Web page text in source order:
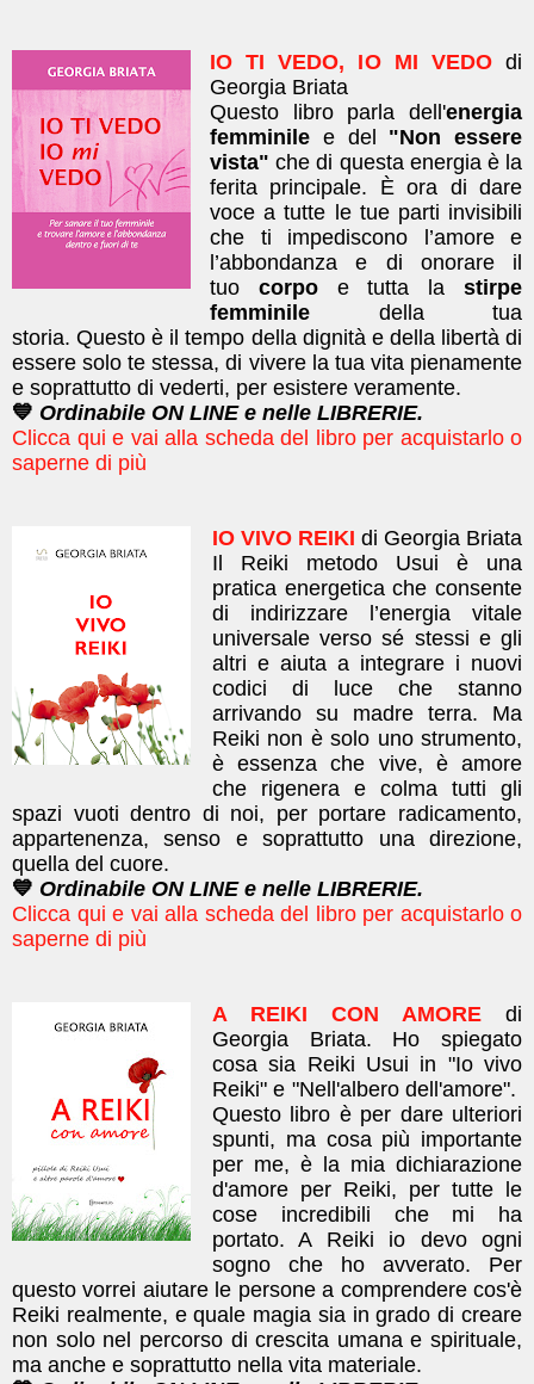
IO TI VEDO, IO MI VEDO di
Georgia Briata
Questo libro parla dell'energia
femminile e del "Non essere
vista"che di questa energia è la
ferita principale. È ora di dare
voce a tutte le tue parti invisibili
che ti impediscono l’amore e
l’abbondanza e di onorare il
tuo corpo e tutta lastirpe
femminile della tua
storia.Questo è il tempo della dignità e della libertà di
essere solo te stessa, di vivere la tua vita pienamente
e soprattutto di vederti, per esistere veramente.
💙 Ordinabile ON LINE e nelle LIBRERIE.
Clicca qui e vai alla scheda del libro per acquistarlo o
saperne di più
IO VIVO REIKI di Georgia Briata
Il Reiki metodo Usui è una
pratica energetica che consente
di indirizzare l’energia vitale
universale verso sé stessi e gli
altri e aiuta a integrare i nuovi
codici di luce che stanno
arrivando su madre terra. Ma
Reiki non è solo uno strumento,
è essenza che vive, è amore
che rigenera e colma tutti gli
spazi vuoti dentro di noi, per portare radicamento,
appartenenza, senso e soprattutto una direzione,
quella del cuore.
💙 Ordinabile ON LINE e nelle LIBRERIE.
Clicca qui e vai alla scheda del libro per acquistarlo o
saperne di più
A REIKI CON AMORE di
Georgia Briata. Ho spiegato
cosa sia Reiki Usui in "Io vivo
Reiki" e "Nell'albero dell'amore".
Questo libro è per dareulteriori
spunti, ma cosa più importante
per me, è la mia dichiarazione
d'amor​e per Reiki, per tutte le
cose incredibili che mi ha
portato. A Reiki io devo ogni
sogno che ho avverato. ​Per
questo vorrei aiutare le persone a comprendere cos'è
Reiki realmente, e quale magia sia in grado di creare
non solo nel percorso di crescita umana e spirituale,
ma anche e soprattutto nella vita materiale.